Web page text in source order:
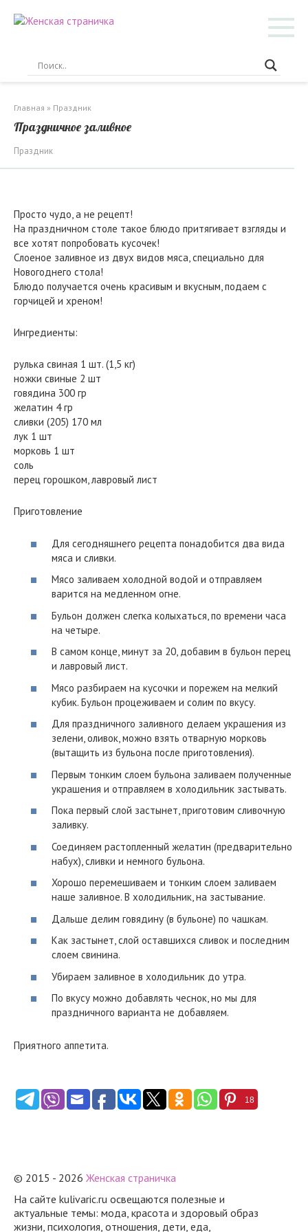
Главная » Праздник
Праздничное заливное
Праздник
Просто чудо, а не рецепт!
На праздничном столе такое блюдо притягивает взгляды и
все хотят попробовать кусочек!
Слоеное заливное из двух видов мяса, специально для
Новогоднего стола!
Блюдо получается очень красивым и вкусным, подаем с
горчицей и хреном!
Ингредиенты:
рулька свиная 1 шт. (1,5 кг)
ножки свиные 2 шт
говядина 300 гр
желатин 4 гр
сливки (205) 170 мл
лук 1 шт
морковь 1 шт
соль
перец горошком, лавровый лист
Приготовление
Для сегодняшнего рецепта понадобится два вида
мяса и сливки.
Мясо заливаем холодной водой и отправляем
варится на медленном огне.
Бульон должен слегка колыхаться, по времени часа
на четыре.
В самом конце, минут за 20, добавим в бульон перец
и лавровый лист.
Мясо разбираем на кусочки и порежем на мелкий
кубик. Бульон процеживаем и солим по вкусу.
Для праздничного заливного делаем украшения из
зелени, оливок, можно взять отварную морковь
(вытащить из бульона после приготовления).
Первым тонким слоем бульона заливаем полученные
украшения и отправляем в холодильник застывать.
Пока первый слой застынет, приготовим сливочную
заливку.
Соединяем растопленный желатин (предварительно
набух), сливки и немного бульона.
Хорошо перемешиваем и тонким слоем заливаем
наше заливное. В холодильник, на застывание.
Дальше делим говядину (в бульоне) по чашкам.
Как застынет, слой оставшихся сливок и последним
слоем свинина.
Убираем заливное в холодильник до утра.
По вкусу можно добавлять чеснок, но мы для
праздничного варианта не добавляем.
Приятного аппетита.
18
© 2015 - 2026 Женская страничка
На сайте kulivaric.ru освещаются полезные и
актуальные темы: мода, красота и здоровый образ
жизни, психология, отношения, дети, еда,